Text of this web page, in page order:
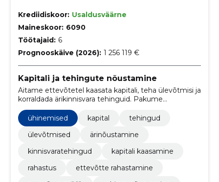
Krediidiskoor: Usaldusväärne
Maineskoor: 6090
Töötajaid: 6
Prognooskäive (2026): 1 256 119 €
Kapitali ja tehingute nõustamine
Aitame ettevõtetel kaasata kapitali, teha ülevõtmisi ja
korraldada ärikinnisvara tehinguid. Pakume
sõltumatut nõustamist keerukate tehingute
läbiviimiseks.
ühinemised kapital
tehingud
ülevõtmised
ärinõustamine
kinnisvaratehingud
kapitali kaasamine
rahastus
ettevõtte rahastamine